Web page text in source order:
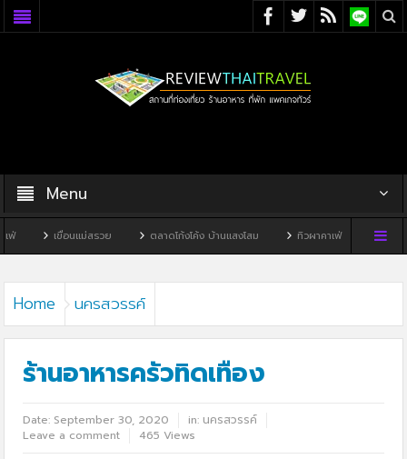
Menu
นแม่สรวย ตลาดโก้งโค้ง บ้านแสงโสม ทิวผาคาเฟ่ บ้านพิพิธภัณฑ์ไทดำ
Home นครสวรรค์
ร้านอาหารครัวทิดเทือง
Date: September 30, 2020 in: นครสวรรค์
Leave a comment
465 Views